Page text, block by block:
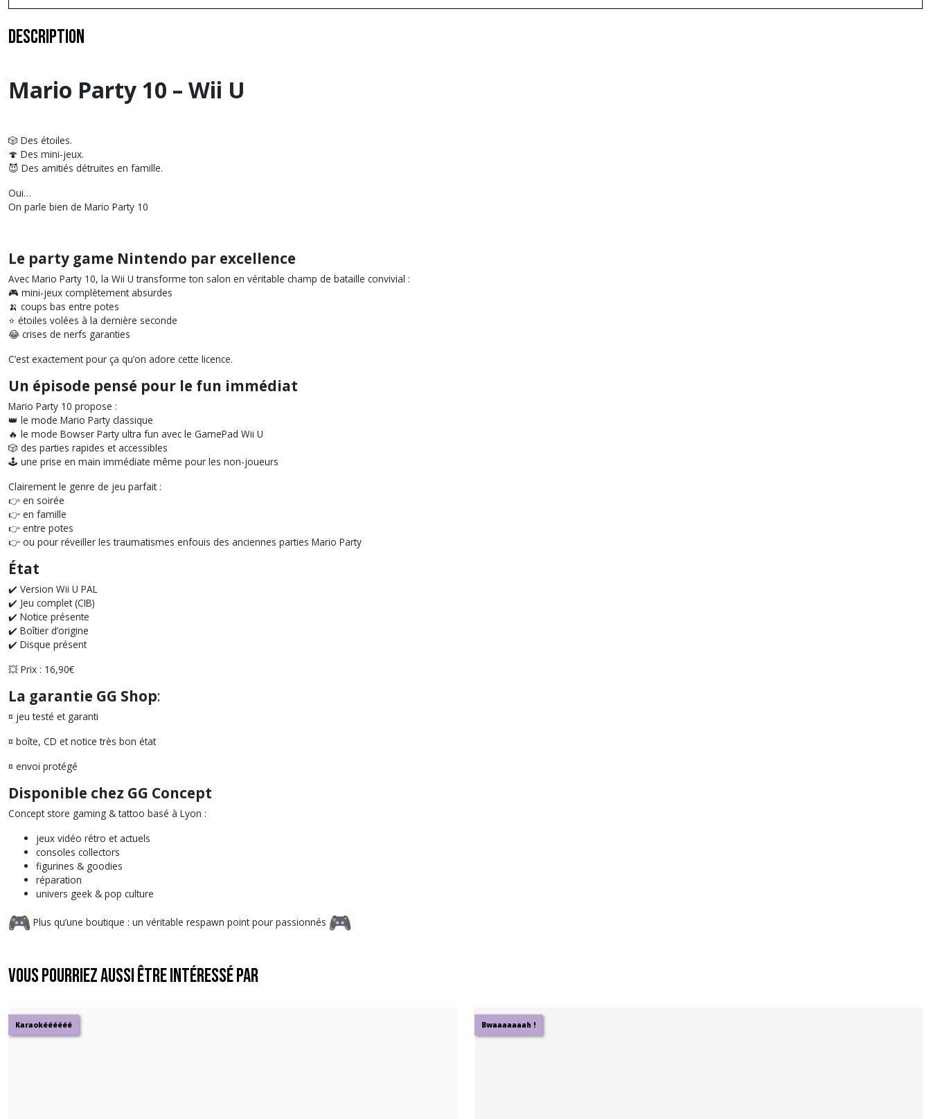
Description
Mario Party 10 – Wii U
🎲 Des étoiles.
🍄 Des mini-jeux.
😈 Des amitiés détruites en famille.
Oui…
On parle bien de Mario Party 10
Le party game Nintendo par excellence
Avec Mario Party 10, la Wii U transforme ton salon en véritable champ de bataille convivial :
🎮 mini-jeux complètement absurdes
🍌 coups bas entre potes
⭐ étoiles volées à la dernière seconde
😂 crises de nerfs garanties
C’est exactement pour ça qu’on adore cette licence.
Un épisode pensé pour le fun immédiat
Mario Party 10 propose :
👑 le mode Mario Party classique
🔥 le mode Bowser Party ultra fun avec le GamePad Wii U
🎲 des parties rapides et accessibles
🕹️ une prise en main immédiate même pour les non-joueurs
Clairement le genre de jeu parfait :
👉 en soirée
👉 en famille
👉 entre potes
👉 ou pour réveiller les traumatismes enfouis des anciennes parties Mario Party
État
✔️ Version Wii U PAL
✔️ Jeu complet (CIB)
✔️ Notice présente
✔️ Boîtier d’origine
✔️ Disque présent
💥 Prix : 16,90€
La garantie GG Shop:
¤ jeu testé et garanti
¤ boîte, CD et notice très bon état
¤ envoi protégé
Disponible chez GG Concept
Concept store gaming & tattoo basé à Lyon :
jeux vidéo rétro et actuels
consoles collectors
figurines & goodies
réparation
univers geek & pop culture
Plus qu’une boutique : un véritable respawn point pour passionnés
Vous pourriez aussi être intéressé par
Karaokéééééé Bwaaaaaaah !